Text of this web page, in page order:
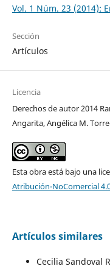
Vol. 1 Núm. 23 (2014):
Sección
Artículos
Licencia
Derechos de autor 2014
Angarita, Angélica M.
Esta obra está bajo una
Atribución-NoComercial
Artículos similares
Cecilia Sandoval